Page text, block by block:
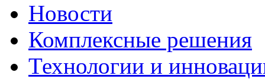
Новости
Комплексные решения
Технологии и